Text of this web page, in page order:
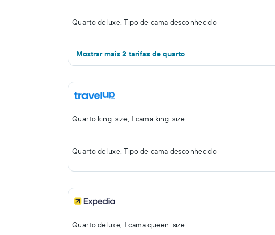
Quarto deluxe, Tipo de cama desconhecido
Mostrar mais 2 tarifas de quarto
Quarto king-size, 1 cama king-size
Quarto deluxe, Tipo de cama desconhecido
Quarto deluxe, 1 cama queen-size